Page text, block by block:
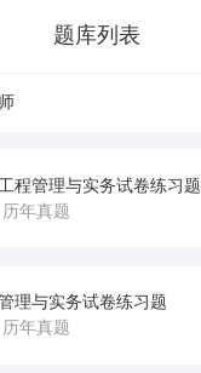
题库列表
程管理与实务试卷练习题
年真题
理与实务试卷练习题
年真题